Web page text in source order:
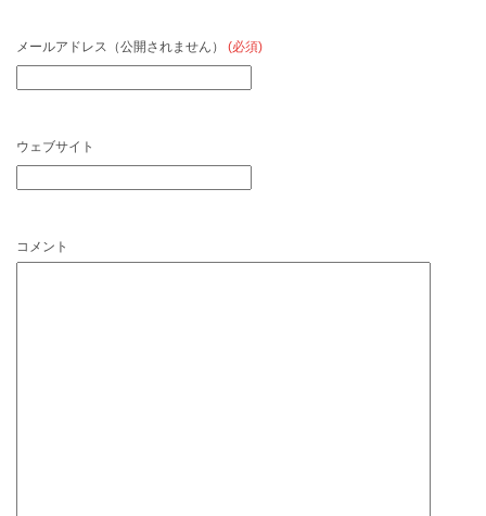
メールアドレス（公開されません） (必須)
ウェブサイト
コメント